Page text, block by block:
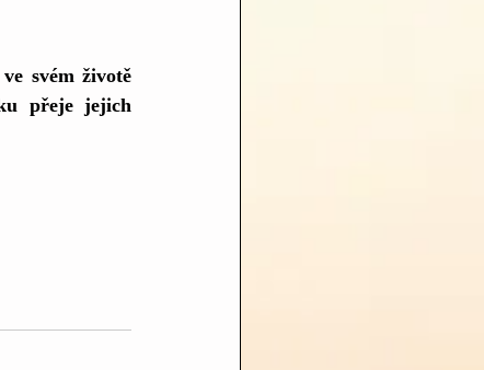
svém životě
přeje jejich